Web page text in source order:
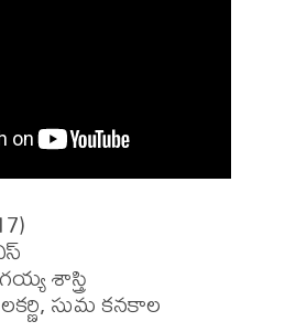
శాస్త్రి
సుమ కనకాల